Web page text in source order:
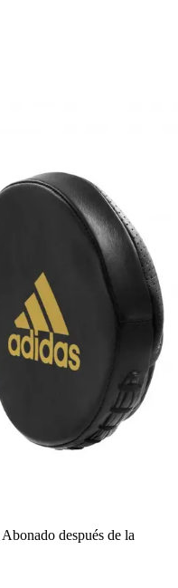
Abonado después de la